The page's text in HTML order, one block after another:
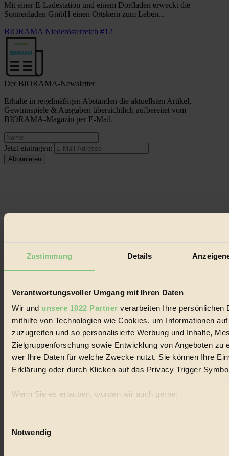
Zustimmung Details
Verantwortungsvoller Umgang mit Ihren Daten
Wir und unsere 1022 Partner verarbeiten Ihre persönlichen
mithilfe von Technologien wie Cookies, um Informationen
zuzugreifen und so personalisierte Werbung und Inhalte,
Zielgruppenforschung sowie Entwicklung von Angeboten zu
wer Ihre Daten für welche Zwecke nutzt. Sie können Ihre
Erklärung oder durch Klicken auf das Privacy Trigger
Wenn Sie es erlauben, würden wir auch gerne:
Informationen über Ihre geografische Lage
Ihr Gerät durch aktives Scannen nach bestimmten
Notwendig
Mit einer E-Ladestation und einem Dorfladen erweckt die
Sonnenladen GmbH einen Ortskern zum Leben...
BIORAMA Niederösterreich #12
Der BIORAMA-Newsletter
Erhalte in regelmäßigen Abständen die aktuellsten Artikel,
Gewinnspiele & Ausgaben übersichtlich aufbereitet vom
BIORAMA-Magazin per E-Mail.
Jetzt eintragen:
Mediadaten
und Produkte, ein Leitfaden im schnell wachsenden Markt des
alternativer Energien.
Social Media
22.601 Fans auf Facebook
3.415 Follower auf Twitter
Folge uns auf Instagram
Themen
Bio
Nachhaltigkeit